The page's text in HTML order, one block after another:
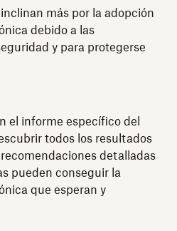
inclinan más por la adopción
debido a las
y para protegerse
el informe específico del
todos los resultados
detalladas
pueden conseguir la
que esperan y